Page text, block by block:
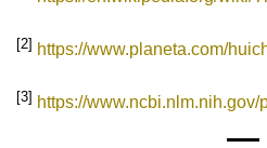
[2] https://www.planeta.com/
[3] https://